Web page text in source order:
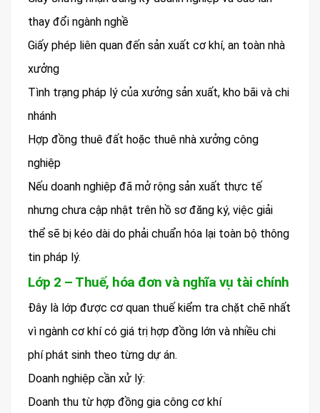
thay đổi ngành nghề
Giấy phép liên quan đến sản xuất cơ khí, an toàn nhà
xưởng
Tình trạng pháp lý của xưởng sản xuất, kho bãi và chi
nhánh
Hợp đồng thuê đất hoặc thuê nhà xưởng công
nghiệp
Nếu doanh nghiệp đã mở rộng sản xuất thực tế
nhưng chưa cập nhật trên hồ sơ đăng ký, việc giải
thể sẽ bị kéo dài do phải chuẩn hóa lại toàn bộ thông
tin pháp lý.
Lớp 2 – Thuế, hóa đơn và nghĩa vụ tài chính
Đây là lớp được cơ quan thuế kiểm tra chặt chẽ nhất
vì ngành cơ khí có giá trị hợp đồng lớn và nhiều chi
phí phát sinh theo từng dự án.
Doanh nghiệp cần xử lý:
Doanh thu từ hợp đồng gia công cơ khí